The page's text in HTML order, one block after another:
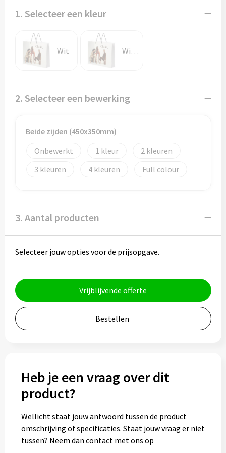
Geschenksets
Merken
Notaboekjes
Zelfklevende memo's
Notablokken
Eten & drinken
Drinkflessen
Thermosflessen
Glazen
Lunchboxen
Snoep
1. Selecteer een kleur
Wit Wit/Zwart
2. Selecteer een bewerking
Beide zijden (450x350mm)
Onbewerkt
1
2
3
4 Full colour
3. Aantal producten
Selecteer jouw opties voor de prijsopgave.
Vrijblijvende offerte
Bestellen
Heb je een vraag over dit
product?
Wellicht staat jouw antwoord tussen de product
omschrijving of specificaties. Staat jouw vraag er niet
tussen? Neem dan contact met ons op